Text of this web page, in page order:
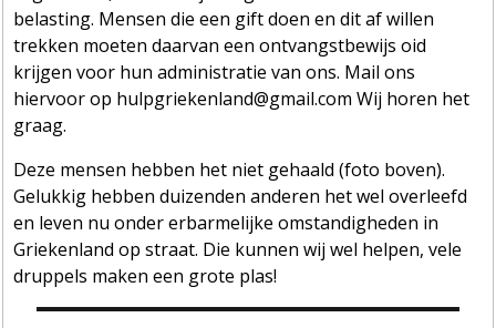
belasting. Mensen die een gift doen en dit af willen
trekken moeten daarvan een ontvangstbewijs oid
krijgen voor hun administratie van ons. Mail ons
hiervoor op hulpgriekenland@gmail.com Wij horen het
graag.
Deze mensen hebben het niet gehaald (foto boven).
Gelukkig hebben duizenden anderen het wel overleefd
en leven nu onder erbarmelijke omstandigheden in
Griekenland op straat. Die kunnen wij wel helpen, vele
druppels maken een grote plas!